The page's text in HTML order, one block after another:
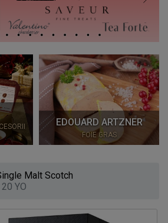
EDOUARD ARTZNER
FOIE GRAS
Malt Scotch
YO